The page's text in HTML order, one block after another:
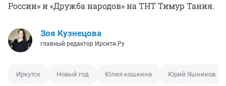
России» и «Дружба народов» на ТНТ Тимур Тания.
Зоя Кузнецова
главный редактор Ирсити.Ру
Иркутск Новый год Юлия кошкина Юрий Яшников